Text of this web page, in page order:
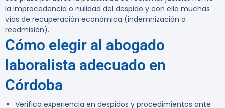
la improcedencia o nulidad del despido y con ello muchas
vías de recuperación económica (indemnización o
readmisión).
Cómo elegir al abogado
laboralista adecuado en
Córdoba
Verifica experiencia en despidos y procedimientos ante